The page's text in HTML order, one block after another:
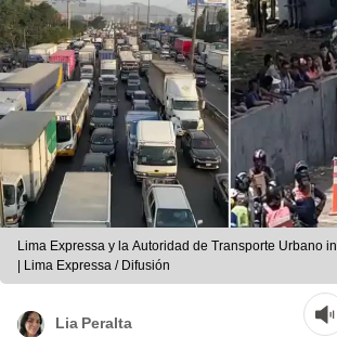
Lima Expressa y la Autoridad de Transporte Urbano
| Lima Expressa / Difusión
Lia Peralta